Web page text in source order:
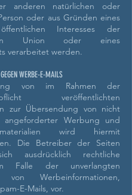
anderen natürlichen oder
oder aus Gründen eines
Interesses der
Union oder eines
verarbeitet werden.
WERBE-E-MAILS
von im Rahmen der
veröffentlichten
zur Übersendung von nicht
angeforderter Werbung und
wird hiermit
Die Betreiber der Seiten
ausdrücklich rechtliche
Falle der unverlangten
von Werbeinformationen,
E-Mails, vor.